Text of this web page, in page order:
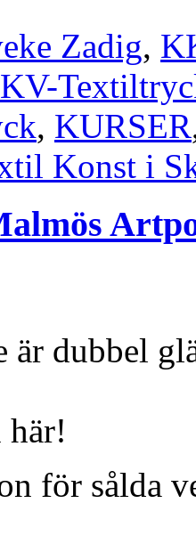
Zadig,
, KURSER
Konst i
är dubbel
här!
för sålda